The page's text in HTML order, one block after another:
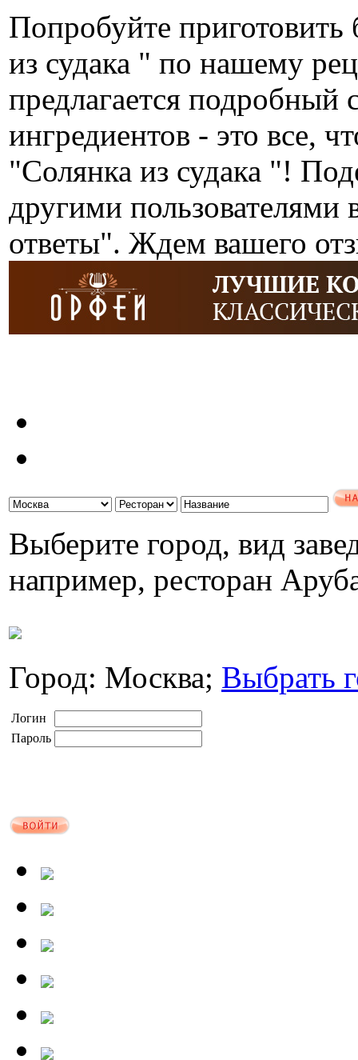
Попробуйте
из судака " по нашему
предлагается подробный
ингредиентов - это все,
"Солянка из судака "!
другими
ответы". Ждем вашего
Выберите город, вид
например, ресторан
Город: Москва; Выбрать
Логин
Пароль